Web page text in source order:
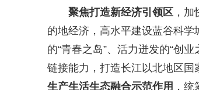
聚焦打造新经济引领区，加
的地经济，高水平建设蓝谷科
的“青春之岛”、活力迸发的“创业
链接能力，打造长江以北地区国
生产生活生态融合示范作用 ，